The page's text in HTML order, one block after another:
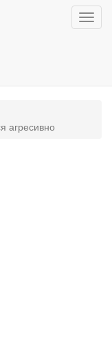
агресивно